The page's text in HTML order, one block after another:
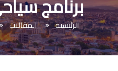
الرئيسية المقالات